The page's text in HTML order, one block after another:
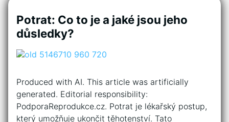
Potrat: Co to je a jaké jsou jeho
důsledky?
Produced with AI. This article was artificially
generated. Editorial responsibility:
PodporaReprodukce.cz. Potrat je lékařský postup,
který umožňuje ukončit těhotenství. Tato